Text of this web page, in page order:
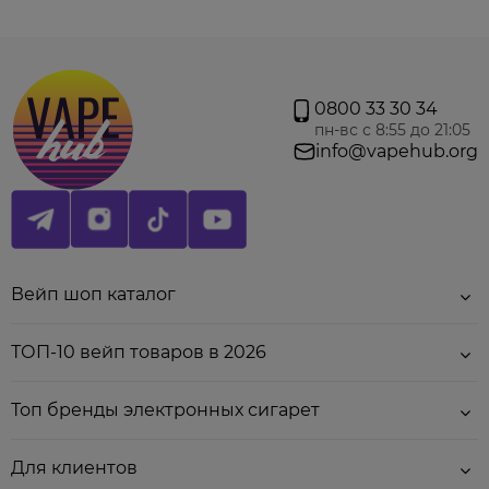
0800 33 30 34
пн-вс с 8:55 до 21:05
info@vapehub.org
Вейп шоп каталог
ТОП-10 вейп товаров в 2026
Топ бренды электронных сигарет
Для клиентов